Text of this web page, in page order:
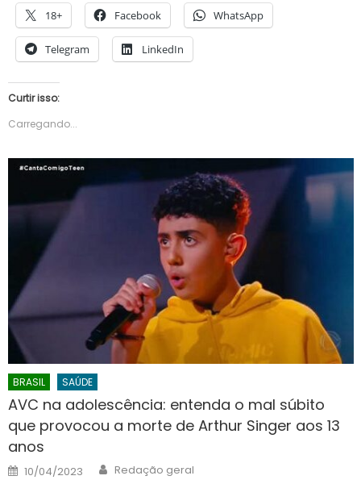
18+ Facebook WhatsApp
Telegram LinkedIn
Curtir isso:
Carregando...
BRASIL SAÚDE
AVC na adolescência: entenda o mal súbito
que provocou a morte de Arthur Singer aos 13
anos
Posted
10/04/2023 Author
Redação geral